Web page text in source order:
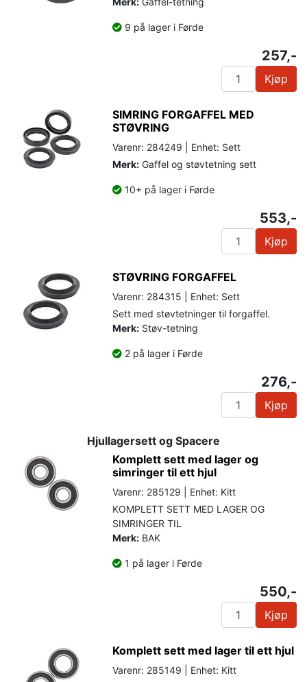
9 på lager i Førde
257,-
Kjøp
SIMRING FORGAFFEL MED
STØVRING
Varenr: 284249 | Enhet: Sett
Merk: Gaffel og støvtetning sett
10+ på lager i Førde
553,-
Kjøp
STØVRING FORGAFFEL
Varenr: 284315 | Enhet: Sett
Sett med støvtetninger til forgaffel.
Merk: Støv-tetning
2 på lager i Førde
276,-
Kjøp
Hjullagersett og Spacere
Komplett sett med lager og
simringer til ett hjul
Varenr: 285129 | Enhet: Kitt
KOMPLETT SETT MED LAGER OG
SIMRINGER TIL
Merk: BAK
1 på lager i Førde
550,-
Kjøp
Komplett sett med lager til ett hjul
Varenr: 285149 | Enhet: Kitt